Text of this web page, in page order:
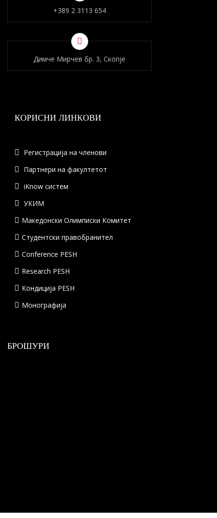
+389 2 3113 654
Димче Мирчев бр. 3, Скопје
КОРИСНИ ЛИНКОВИ
Регистрација на членови
Партнери на факултетот
iKnow систем
УКИМ
Македонски Олимписки Комитет
Студентски правобранител
Conference PESH
Research PESH
Кондиција PESH
Монографија
БРОШУРИ